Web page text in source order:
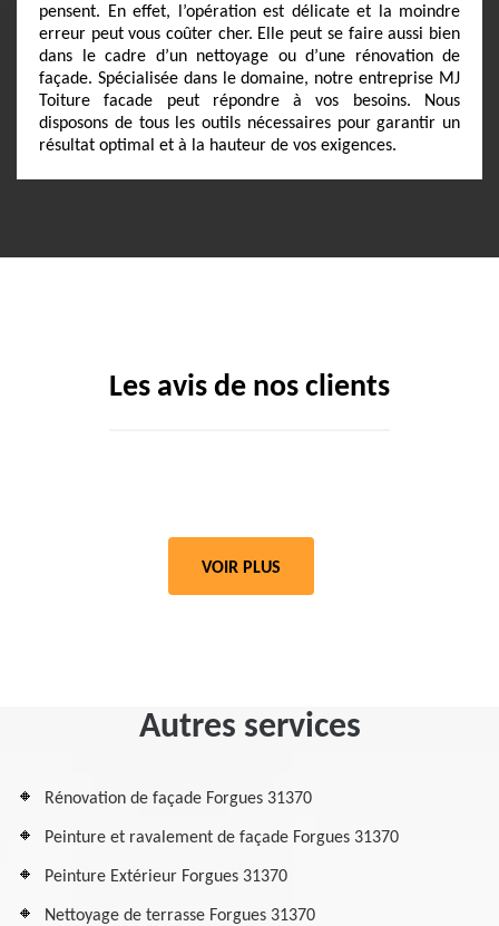
pensent. En effet, l’opération est délicate et la moindre
erreur peut vous coûter cher. Elle peut se faire aussi bien
dans le cadre d’un nettoyage ou d’une rénovation de
façade. Spécialisée dans le domaine, notre entreprise MJ
Toiture facade peut répondre à vos besoins. Nous
disposons de tous les outils nécessaires pour garantir un
résultat optimal et à la hauteur de vos exigences.
Les avis de nos clients
VOIR PLUS
Autres services
Rénovation de façade Forgues 31370
Peinture et ravalement de façade Forgues 31370
Peinture Extérieur Forgues 31370
Nettoyage de terrasse Forgues 31370